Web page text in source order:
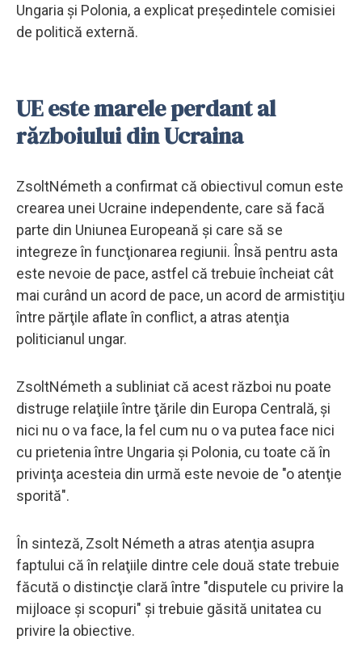
Ungaria şi Polonia, a explicat preşedintele comisiei
de politică externă.
UE este marele perdant al
războiului din Ucraina
ZsoltNémeth a confirmat că obiectivul comun este
crearea unei Ucraine independente, care să facă
parte din Uniunea Europeană şi care să se
integreze în funcţionarea regiunii. Însă pentru asta
este nevoie de pace, astfel că trebuie încheiat cât
mai curând un acord de pace, un acord de armistiţiu
între părţile aflate în conflict, a atras atenţia
politicianul ungar.
ZsoltNémeth a subliniat că acest război nu poate
distruge relaţiile între ţările din Europa Centrală, şi
nici nu o va face, la fel cum nu o va putea face nici
cu prietenia între Ungaria şi Polonia, cu toate că în
privinţa acesteia din urmă este nevoie de "o atenţie
sporită".
În sinteză, Zsolt Németh a atras atenţia asupra
faptului că în relaţiile dintre cele două state trebuie
făcută o distincţie clară între "disputele cu privire la
mijloace şi scopuri" şi trebuie găsită unitatea cu
privire la obiective.